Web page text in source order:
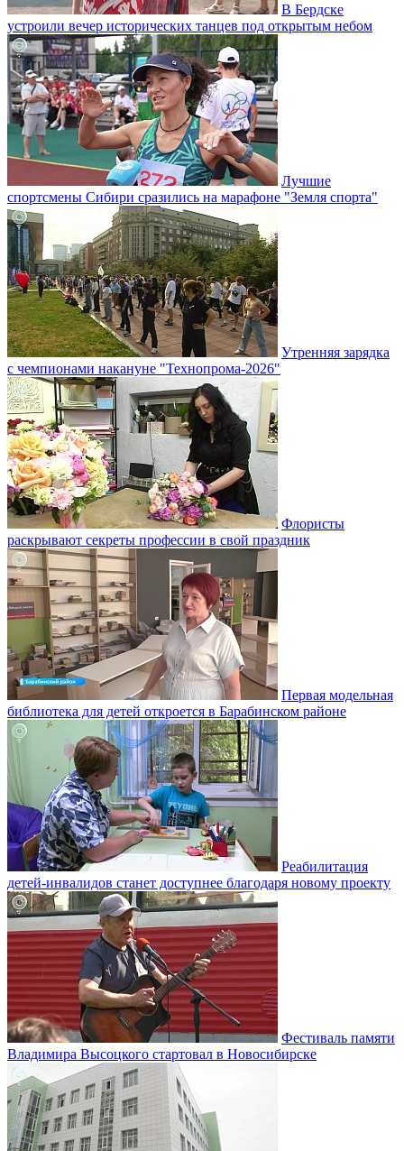
В Бердске
устроили вечер исторических танцев под открытым небом
Лучшие
спортсмены Сибири сразились на марафоне "Земля спорта"
Утренняя зарядка
с чемпионами накануне "Технопрома-2026"
Флористы
раскрывают секреты профессии в свой праздник
Первая модельная
библиотека для детей откроется в Барабинском районе
Реабилитация
детей-инвалидов станет доступнее благодаря новому проекту
Фестиваль памяти
Владимира Высоцкого стартовал в Новосибирске